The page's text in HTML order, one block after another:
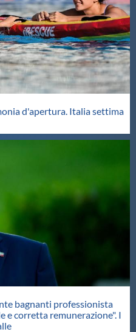
d'apertura. Italia settima
bagnanti professionista
e corretta remunerazione". I